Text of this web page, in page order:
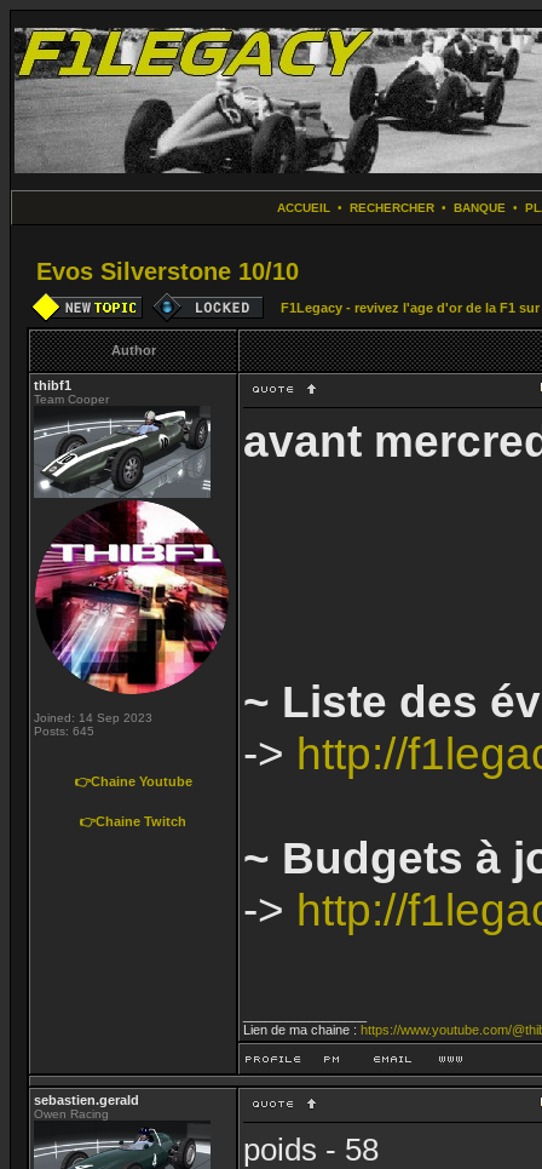
ACCUEIL • RECHERCHER• BANQUE •
Evos Silverstone 10/10
F1Legacy - revivez l'age d'or de la F1
Author
thibf1
Team Cooper
Joined: 14 Sep 2023
Posts: 645
👉Chaine Youtube
👉Chaine Twitch
avant
~ Liste des
-> http://
~ Budgets à
-> http://
Lien de ma chaine : https://www.youtube.com/
sebastien.gerald
Owen Racing
poids - 58